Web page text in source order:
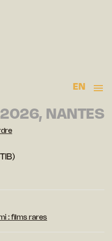
EN
NANTES
: films rares